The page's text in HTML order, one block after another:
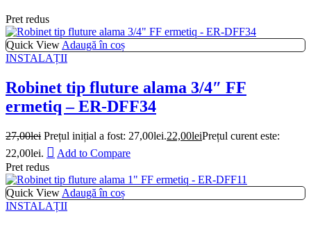
Pret redus
Quick View Adaugă în coș
INSTALAȚII
Robinet tip fluture alama 3/4″ FF
ermetiq – ER-DFF34
27,00lei Prețul inițial a fost: 27,00lei.22,00leiPrețul curent este:
22,00lei.
Add to Compare
Pret redus
Quick View Adaugă în coș
INSTALAȚII